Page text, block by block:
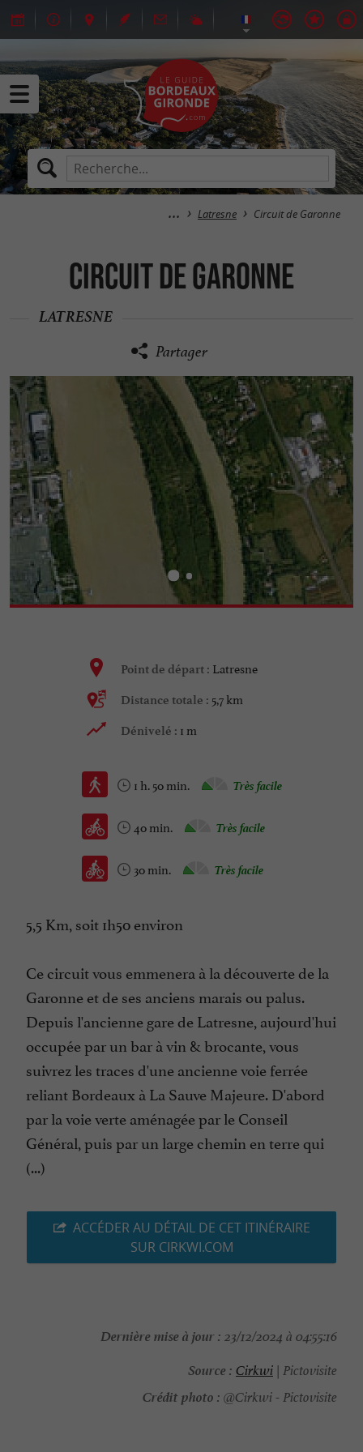
Latresne Circuit de Garonne
Circuit de Garonne
LATRESNE
Partager
Point de départ : Latresne
Distance totale : 5,7 km
Dénivelé : 1 m
1 h. 50 min. Très facile
40 min. Très facile
30 min. Très facile
5,5 Km, soit 1h50 environ
Ce circuit vous emmenera à la découverte de la
Garonne et de ses anciens marais ou palus.
Depuis l'ancienne gare de Latresne, aujourd'hui
occupée par un bar à vin & brocante, vous
suivrez les traces d'une ancienne voie ferrée
reliant Bordeaux à La Sauve Majeure. D'abord
par la voie verte aménagée par le Conseil
Général, puis par un large chemin en terre qui
(...)
ACCÉDER AU DÉTAIL DE CET ITINÉRAIRE
SUR CIRKWI.COM
Dernière mise à jour : 23/12/2024 à 04:55:16
Source : Cirkwi | Pictovisite
Crédit photo : @Cirkwi - Pictovisite